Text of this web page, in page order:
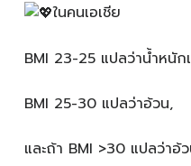
ในคนเอเชีย
BMI 23-25 แปลว่าน้ำหนัก
BMI 25-30 แปลว่าอ้วน,
และถ้า BMI >30 แปลว่าอ้